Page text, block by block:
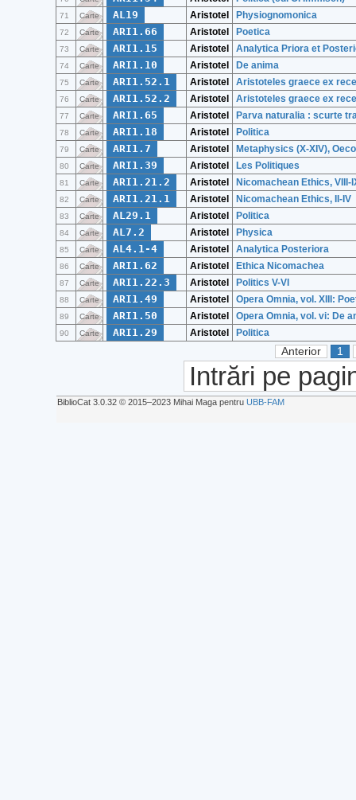
71 Carte AL19 Aristotel Physiognomonica
72 Carte ARI1.66 Aristotel Poetica
73 Carte ARI1.15 Aristotel Analytica Priora et
74 Carte ARI1.10 Aristotel De anima
75 Carte ARI1.52.1 Aristotel Aristoteles graece ex
76 Carte ARI1.52.2 Aristotel Aristoteles graece ex
77 Carte ARI1.65 Aristotel Parva naturalia : scurte
78 Carte ARI1.18 Aristotel Politica
79 Carte ARI1.7 Aristotel Metaphysics (X-XIV),
80 Carte ARI1.39 Aristotel Les Politiques
81 Carte ARI1.21.2 Aristotel Nicomachean Ethics, VIII-
82 Carte ARI1.21.1 Aristotel Nicomachean Ethics, II-IV
83 Carte AL29.1 Aristotel Politica
84 Carte AL7.2 Aristotel Physica
85 Carte AL4.1-4 Aristotel Analytica Posteriora
86 Carte ARI1.62 Aristotel Ethica Nicomachea
87 Carte ARI1.22.3 Aristotel Politics V-VI
88 Carte ARI1.49 Aristotel Opera Omnia, vol. XIII:
89 Carte ARI1.50 Aristotel Opera Omnia, vol. vi: De
90 Carte ARI1.29 Aristotel Politica
Anterior 1
Intrări pe
BiblioCat 3.0.32 © 2015‒2023 Mihai Maga pentru UBB-FAM